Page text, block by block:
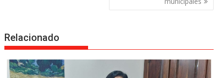
Relacionado